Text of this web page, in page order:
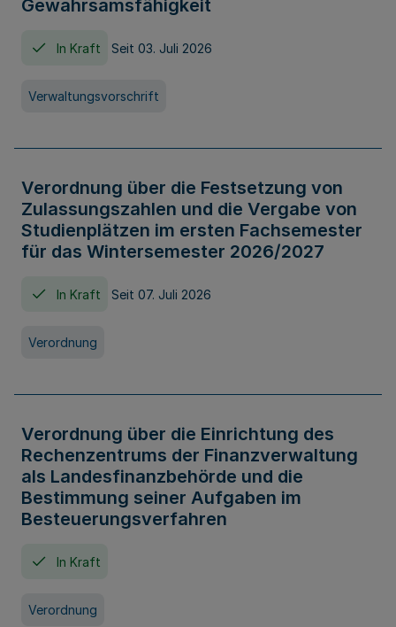
Gewahrsamsfähigkeit
In Kraft Seit 03. Juli 2026
Verwaltungsvorschrift
Verordnung über die Festsetzung von
Zulassungszahlen und die Vergabe von
Studienplätzen im ersten Fachsemester
für das Wintersemester 2026/2027
In Kraft Seit 07. Juli 2026
Verordnung
Verordnung über die Einrichtung des
Rechenzentrums der Finanzverwaltung
als Landesfinanzbehörde und die
Bestimmung seiner Aufgaben im
Besteuerungsverfahren
In Kraft
Verordnung